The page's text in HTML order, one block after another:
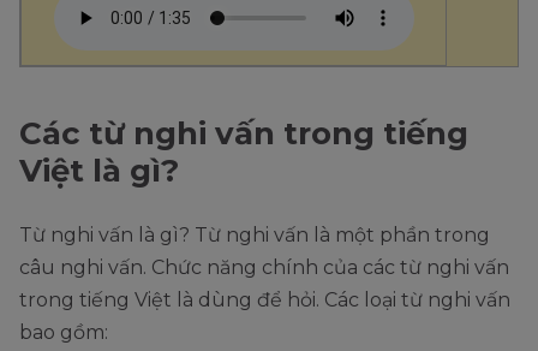
Các từ nghi vấn trong tiếng
Việt là gì?
Từ nghi vấn là gì? Từ nghi vấn là một phần trong
câu nghi vấn. Chức năng chính của các từ nghi vấn
trong tiếng Việt là dùng để hỏi. Các loại từ nghi vấn
bao gồm: